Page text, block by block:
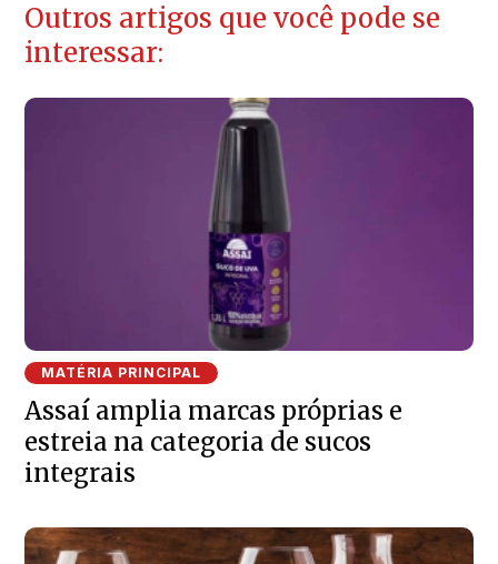
Outros artigos que você pode se
interessar:
MATÉRIA PRINCIPAL
Assaí amplia marcas próprias e
estreia na categoria de sucos
integrais